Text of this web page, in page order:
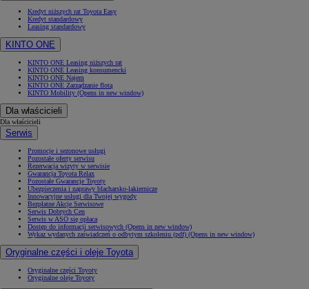
Kredyt niższych rat Toyota Easy
Kredyt standardowy
Leasing standardowy
KINTO ONE
KINTO ONE Leasing niższych rat
KINTO ONE Leasing konsumencki
KINTO ONE Najem
KINTO ONE Zarządzanie flotą
KINTO Mobility (Opens in new window)
Dla właścicieli
Dla właścicieli
Serwis
Promocje i sezonowe usługi
Pozostałe oferty serwisu
Rezerwacja wizyty w serwisie
Gwarancja Toyota Relax
Pozostałe Gwarancje Toyoty
Ubezpieczenia i naprawy blacharsko-lakiernicze
Innowacyjne usługi dla Twojej wygody
Bezpłatne Akcje Serwisowe
Serwis Dobrych Cen
Serwis w ASO się opłaca
Dostęp do informacji serwisowych (Opens in new window)
Wykaz wydanych zaświadczeń o odbytym szkoleniu (pdf) (Opens in new window)
Oryginalne części i oleje Toyota
Oryginalne części Toyoty
Oryginalne oleje Toyoty